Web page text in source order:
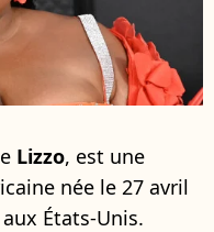
Lizzo, est une
née le 27 avril
États-Unis.